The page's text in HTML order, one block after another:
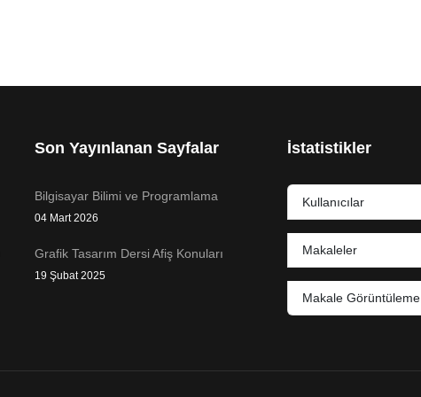
Son Yayınlanan Sayfalar
Bilgisayar Bilimi ve Programlama
04 Mart 2026
Grafik Tasarım Dersi Afiş Konuları
19 Şubat 2025
İstatistikler
Kullanıcılar
Makaleler
Makale Görüntüleme